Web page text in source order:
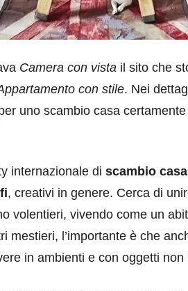
Camera con vista il sito che
con stile. Nei
uno scambio casa
internazionale di scambio casa
, creativi in genere. Cerca di
volentieri, vivendo come un
mestieri, l’importante è che
in ambienti e con oggetti